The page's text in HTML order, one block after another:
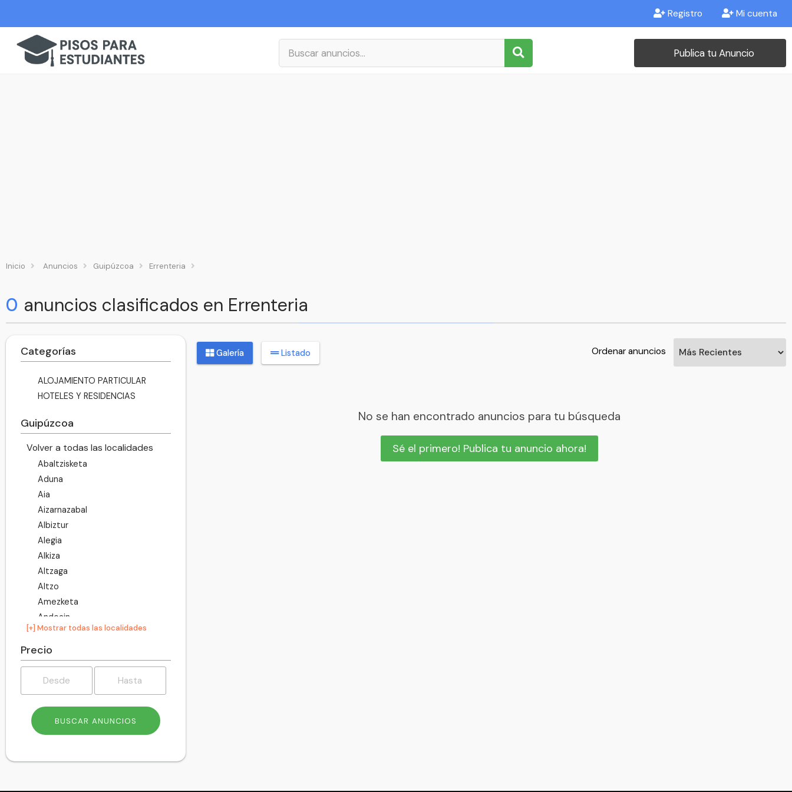
Registro Mi cuenta
Publica tu Anuncio
Inicio Anuncios Guipúzcoa Errenteria
0 anuncios clasificados en Errenteria
Categorías
ALOJAMIENTO PARTICULAR
HOTELES Y RESIDENCIAS
Guipúzcoa
Volver a todas las localidades
Abaltzisketa
Aduna
Aia
Aizarnazabal
Albiztur
Alegia
Alkiza
Altzaga
Altzo
Amezketa
Andoain
Anoeta
Antzuola
Arama
Aretxabaleta
Arrasate
Asteasu
Astigarraga
[+] Mostrar todas las localidades
Precio
Galería Listado Ordenar anuncios
No se han encontrado anuncios para tu búsqueda
Sé el primero! Publica tu anuncio ahora!